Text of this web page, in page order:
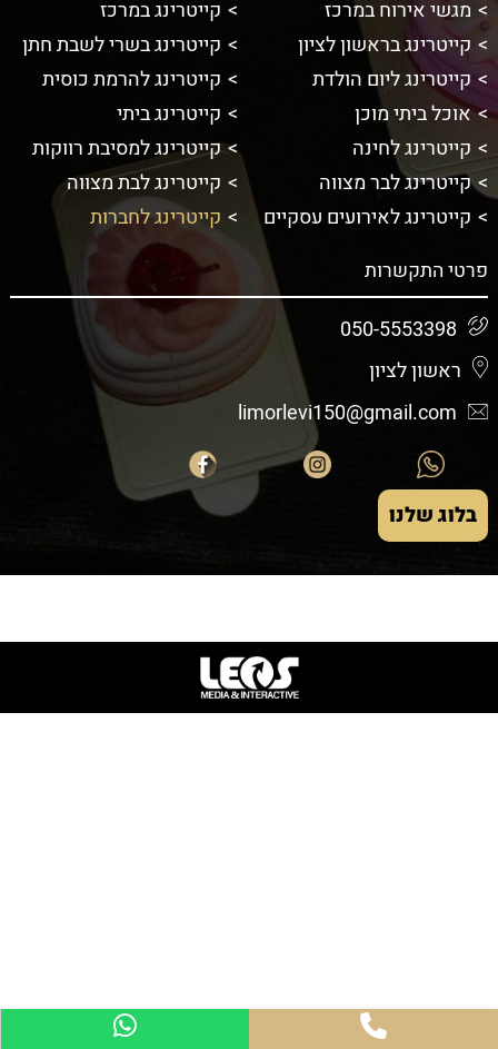
מגשי אירוח במרכז
קייטרינג במרכז
קייטרינג בראשון לציון
קייטרינג בשרי לשבת חתן
קייטרינג ליום הולדת
קייטרינג להרמת כוסית
אוכל ביתי מוכן
קייטרינג ביתי
קייטרינג לחינה
קייטרינג למסיבת רווקות
קייטרינג לבר מצווה
קייטרינג לבת מצווה
קייטרינג לאירועים עסקיים
קייטרינג לחברות
פרטי התקשרות
050-5553398
ראשון לציון
limorlevi150@gmail.com
בלוג שלנו